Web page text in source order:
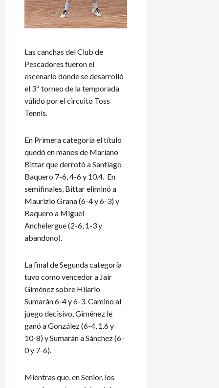
Las canchas del Club de
Pescadores fueron el
escenario donde se desarrolló
el 3º torneo de la temporada
válido por el circuito Toss
Tennis.
En Primera categoría el título
quedó en manos de Mariano
Bittar que derrotó a Santiago
Baquero 7-6, 4-6 y 10.4. En
semifinales, Bittar eliminó a
Maurizio Grana (6-4 y 6-3) y
Baquero a Miguel
Anchelergue (2-6, 1-3 y
abandono).
La final de Segunda categoría
tuvo como vencedor a Jair
Giménez sobre Hilario
Sumarán 6-4 y 6-3. Camino al
juego decisivo, Giménez le
ganó a González (6-4, 1.6 y
10-8) y Sumarán a Sánchez (6-
0 y 7-6).
Mientras que, en Senior, los